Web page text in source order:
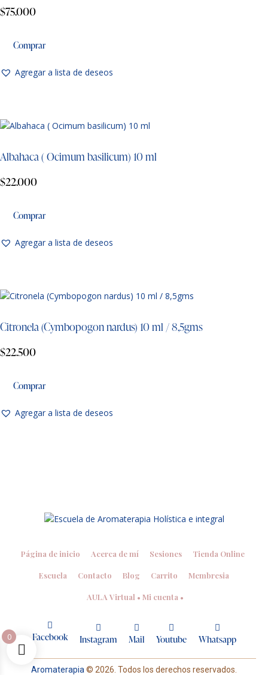
$75.000
Comprar
Agregar a lista de deseos
Albahaca ( Ocimum basilicum) 10 ml
$22.000
Comprar
Agregar a lista de deseos
Citronela (Cymbopogon nardus) 10 ml / 8,5gms
$22.500
Comprar
Agregar a lista de deseos
Página de inicio Acerca de mí Sesiones Tienda Online
Escuela Contacto Blog Carrito Membresia
AULA Virtual • Mi cuenta •
Facebook Instagram Mail Youtube Whatsapp
Aromaterapia © 2026. Todos los derechos reservados.
0